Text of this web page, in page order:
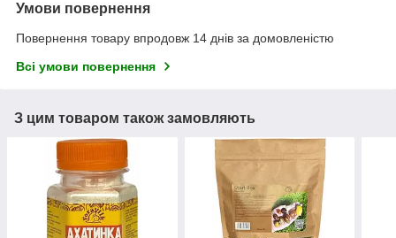
Умови повернення
Повернення товару впродовж 14 днів за домовленістю
Всі умови повернення
З цим товаром також замовляють